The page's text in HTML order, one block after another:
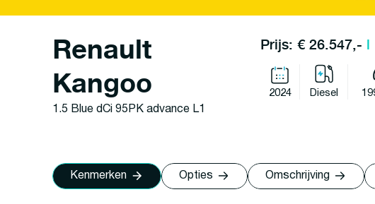
Renault
Kangoo
1.5 Blue dCi 95PK advance L1
Prijs: € 26.547,- l
2024 Diesel
Kenmerken Opties Omschrijving